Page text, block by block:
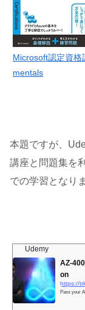
Microsoft認定資
mentals
本題ですが、
講座と問題集を
での学習となり
Udemy
AZ-
on
https://
Pass your